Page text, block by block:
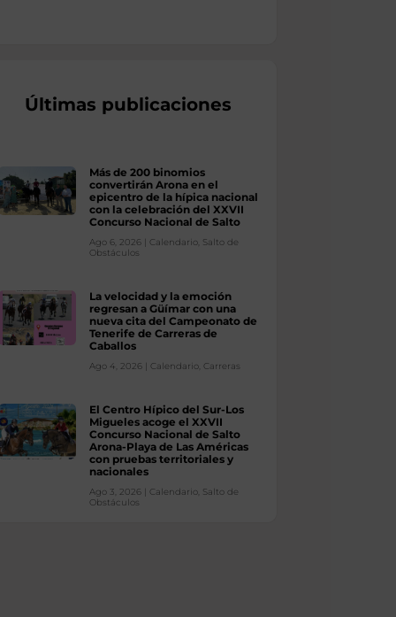
Últimas publicaciones
Más de 200 binomios
convertirán Arona en el
epicentro de la hípica nacional
con la celebración del XXVII
Concurso Nacional de Salto
Ago 6, 2026| Calendario, Salto de
Obstáculos
La velocidad y la emoción
regresan a Güímar con una
nueva cita del Campeonato de
Tenerife de Carreras de
Caballos
Ago 4, 2026| Calendario, Carreras
El Centro Hípico del Sur-Los
Migueles acoge el XXVII
Concurso Nacional de Salto
Arona-Playa de Las Américas
con pruebas territoriales y
nacionales
Ago 3, 2026| Calendario, Salto de
Obstáculos